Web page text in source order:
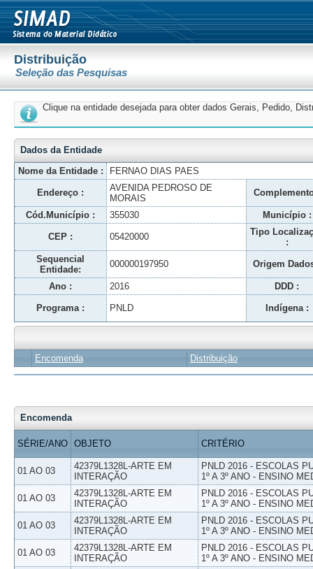
Distribuição
Seleção das Pesquisas
Clique na entidade desejada para obter dados Gerais, Pedido,
Dados da Entidade
Nome da Entidade :
FERNAO DIAS PAES
Endereço :
AVENIDA PEDROSO DE
MORAIS
Cód.Município : 355030 Município :
CEP : 05420000
Tipo
:
Sequencial
Entidade:
000000197950 Origem
Ano : 2016 DDD :
Programa : PNLD Indígena :
Encomenda Distribuição
Encomenda
SÉRIE/ANO OBJETO CRITÉRIO
01 AO 03
42379L1328L-ARTE EM
INTERAÇÃO
PNLD 2016 - ESCOLAS
1º A 3º ANO - ENSINO
01 AO 03
42379L1328L-ARTE EM
INTERAÇÃO
PNLD 2016 - ESCOLAS
1º A 3º ANO - ENSINO
01 AO 03
42379L1328L-ARTE EM
INTERAÇÃO
PNLD 2016 - ESCOLAS
1º A 3º ANO - ENSINO
01 AO 03
42379L1328L-ARTE EM
INTERAÇÃO
PNLD 2016 - ESCOLAS
1º A 3º ANO - ENSINO